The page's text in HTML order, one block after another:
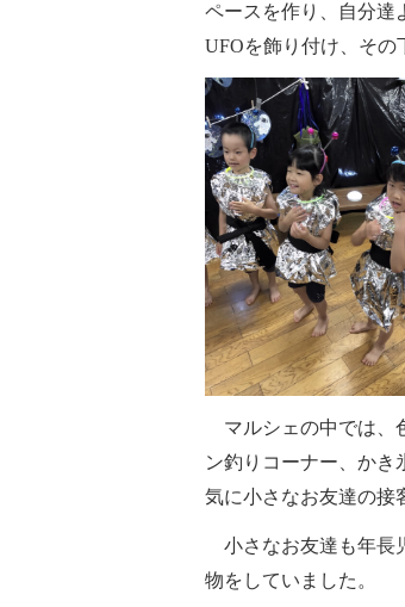
ペースを作り、自分達
UFOを飾り付け、その
マルシェの中では、
ン釣りコーナー、かき
気に小さなお友達の接
小さなお友達も年長
物をしていました。